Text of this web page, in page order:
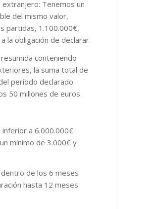
extranjero: Tenemos un
del mismo valor,
partidas, 1.100.000€,
la obligación de declarar.
conteniendo
la suma total de
período declarado
50 millones de euros.
inferior a 6.000.000€
mínimo de 3.000€ y
de los 6 meses
hasta 12 meses